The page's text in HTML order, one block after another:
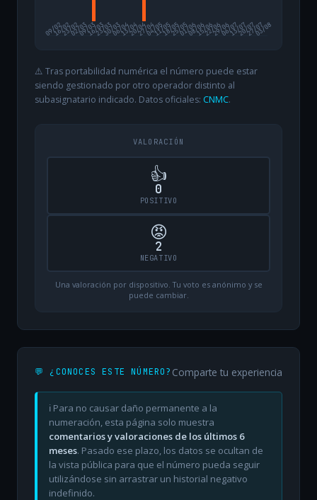
09/02
16/0223/0202/0309/0316/0323/0330/0306/0413/0420/0427/0404/0511/0518/0525/0501/0608/0615/0622/0629/0606/0713/0720/0727/07
03/08
⚠️ Tras portabilidad numérica el número puede estar
siendo gestionado por otro operador distinto al
subasignatario indicado. Datos oficiales: CNMC.
VALORACIÓN
👍
0
POSITIVO
😡
2
NEGATIVO
Una valoración por dispositivo. Tu voto es anónimo y se
puede cambiar.
💬 ¿CONOCES ESTE NÚMERO? Comparte tu experiencia
ℹ️ Para no causar daño permanente a la
numeración, esta página solo muestra
comentarios y valoraciones de los últimos 6
meses. Pasado ese plazo, los datos se ocultan de
la vista pública para que el número pueda seguir
utilizándose sin arrastrar un historial negativo
indefinido.